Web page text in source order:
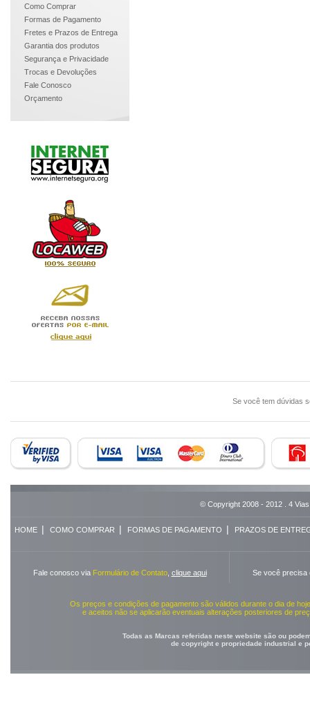
Como Comprar
Formas de Pagamento
Fretes e Prazos de Entrega
Garantia dos produtos
Segurança e Privacidade
Trocas e Devoluções
Fale Conosco
Orçamento
Se você tem dúvidas
© Copyright 2008 - 2012 . 4
HOME| COMO COMPRAR | FORMAS DE PAGAMENTO | PRAZOS DE
Fale conosco via Formulário de Contato, clique aqui Se você precisa
Os preços e condições de pagamento são válidos durante o dia de
e aceitos não se aplicarão eventuais alterações posteriores de
Todas as Marcas referidas neste website são ou
de copyright e propriedade industrial e